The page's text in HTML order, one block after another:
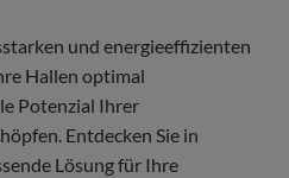
und energieeffizienten
Hallen optimal
Potenzial Ihrer
Entdecken Sie in
Lösung für Ihre